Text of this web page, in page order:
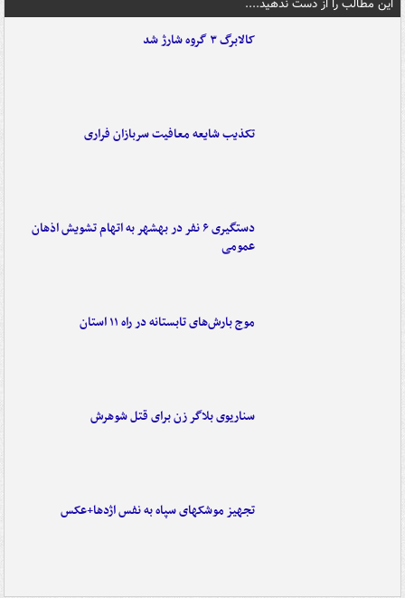
این مطالب را از دست ندهید....
کالابرگ ۳ گروه شارژ شد
تکذیب شایعه معافیت سربازان فراری
دستگیری ۶ نفر در بهشهر به اتهام تشویش اذهان
عمومی
موج بارش‌های تابستانه در راه ۱۱ استان
سناریوی بلاگر زن برای قتل شوهرش
تجهیز موشکهای سپاه به نفس اژدها+عکس